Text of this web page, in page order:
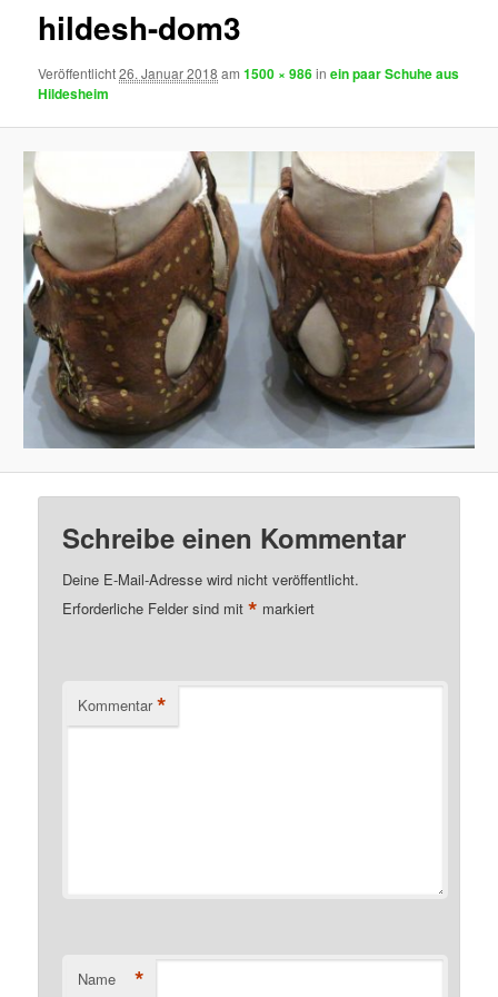
hildesh-dom3
Veröffentlicht26. Januar 2018 am1500 × 986inein paar Schuhe aus
Hildesheim
Schreibe einen Kommentar
Deine E-Mail-Adresse wird nicht veröffentlicht.
Erforderliche Felder sind mit* markiert
Kommentar *
Name *